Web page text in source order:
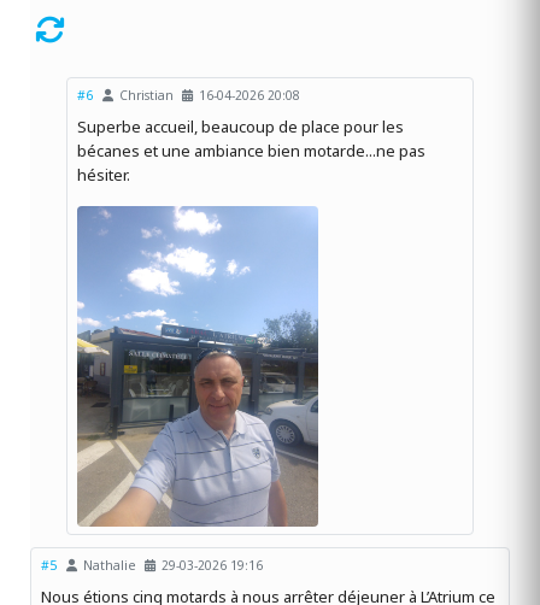
#6 Christian 16-04-2026 20:08
Superbe accueil, beaucoup de place pour les
bécanes et une ambiance bien motarde...ne pas
hésiter.
#5 Nathalie 29-03-2026 19:16
Nous étions cinq motards à nous arrêter déjeuner à L’Atrium ce